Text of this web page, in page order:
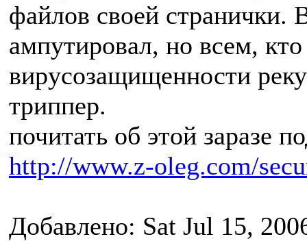
файлов своей странички.
ампутировал, но всем,
вирусозащищенности
триппер.
почитать об этой заразе
http://www.z-oleg.com/
Добавлено: Sat Jul 15,